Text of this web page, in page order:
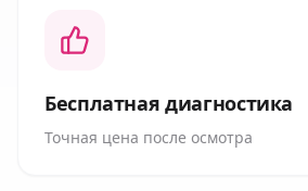
Бесплатная диагностика
Точная цена после осмотра